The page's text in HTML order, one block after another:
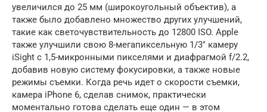
увеличился до 25 мм (широкоугольный объектив), а
также было добавлено множество других улучшений,
такие как светочувствительность до 12800 ISO. Apple
также улучшили свою 8-мегапиксельную 1/3″ камеру
iSight с 1,5-микронными пикселями и диафрагмой f/2.2,
добавив новую систему фокусировки, а также новые
режимы съемки. Когда речь идет о скорости съемки,
камера iPhone 6, сделав снимок, практически
моментально готова сделать еще один — в этом